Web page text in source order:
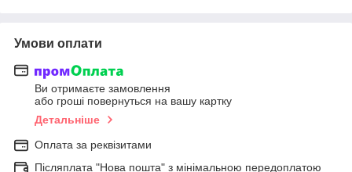
Умови оплати
Ви отримаєте замовлення
або гроші повернуться на вашу картку
Детальніше
Оплата за реквізитами
Післяплата "Нова пошта" з мінімальною передоплатою